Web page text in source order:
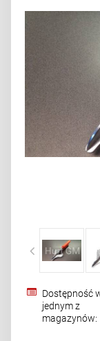
Dostępność
jednym z
magazynów: